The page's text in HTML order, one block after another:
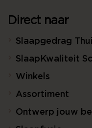
Direct naar
Slaapgedrag
SlaapKwaliteit
Winkels
Assortiment
Ontwerp jouw